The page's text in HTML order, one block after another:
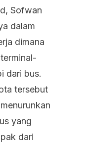
Sofwan
dalam
dimana
dari bus.
tersebut
yang
dari